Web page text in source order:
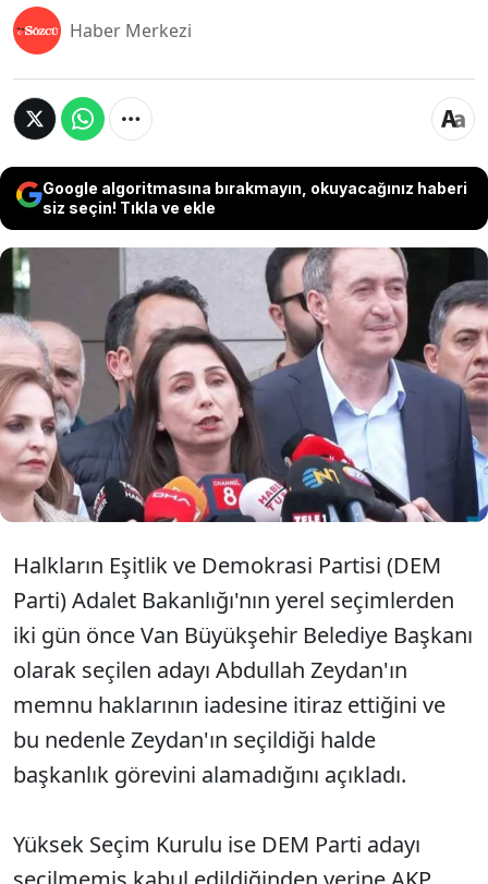
Haber Merkezi
Google algoritmasına bırakmayın, okuyacağınız haberi
siz seçin! Tıkla ve ekle
DEM Parti, büyük farkla seçimi kazandığı
Van'da mazbatanın kendi adaylarından
alıp AKP'nin adayına verilmesini
"Hezimetin intikamı" olarak niteledi...
Halkların Eşitlik ve Demokrasi Partisi (DEM
Parti) Adalet Bakanlığı'nın yerel seçimlerden
iki gün önce Van Büyükşehir Belediye Başkanı
olarak seçilen adayı Abdullah Zeydan'ın
memnu haklarının iadesine itiraz ettiğini ve
bu nedenle Zeydan'ın seçildiği halde
başkanlık görevini alamadığını açıkladı.
Yüksek Seçim Kurulu ise DEM Parti adayı